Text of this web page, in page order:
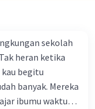
sekolah
heran ketika
begitu
banyak. Mereka
ibumu waktu